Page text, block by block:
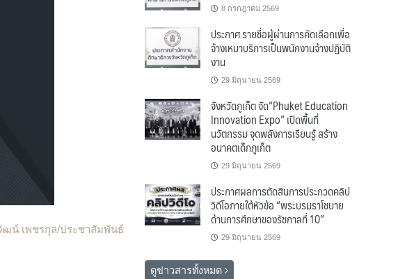
ฒน์ เพชรกุล/ประชาสัมพันธ์
8 กรกฎาคม 2569
ประกาศ รายชื่อผู้ผ่านการคัดเลือกเพื่อ
จ้างเหมาบริการเป็นพนักงานจ้างปฏิบัติ
งาน
29 มิถุนายน 2569
จังหวัดภูเก็ต จัด“Phuket Education
Innovation Expo” เปิดพื้นที่
นวัตกรรม จุดพลังการเรียนรู้ สร้าง
อนาคตเด็กภูเก็ต
29 มิถุนายน 2569
ประกาศผลการตัดสินการประกวดคลิป
วิดีโอภายใต้หัวข้อ “พระบรมราโชบาย
ด้านการศึกษาของรัชกาลที่ 10”
29 มิถุนายน 2569
ดูข่าวสารทั้งหมด